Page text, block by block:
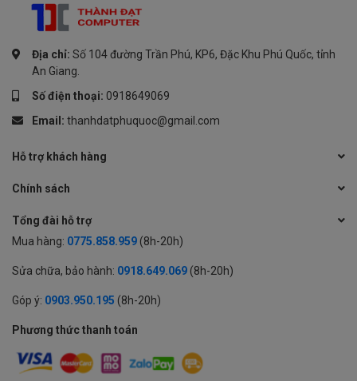
Địa chỉ: Số 104 đường Trần Phú, KP6, Đặc Khu Phú Quốc, tỉnh
An Giang.
Số điện thoại: 0918649069
Email: thanhdatphuquoc@gmail.com
Hỗ trợ khách hàng
Chính sách
Tổng đài hỗ trợ
Mua hàng: 0775.858.959 (8h-20h)
Sửa chữa, bảo hành: 0918.649.069 (8h-20h)
Góp ý: 0903.950.195 (8h-20h)
Phương thức thanh toán